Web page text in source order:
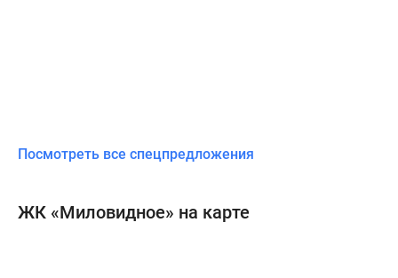
Посмотреть все спецпредложения
ЖК «Миловидное» на карте